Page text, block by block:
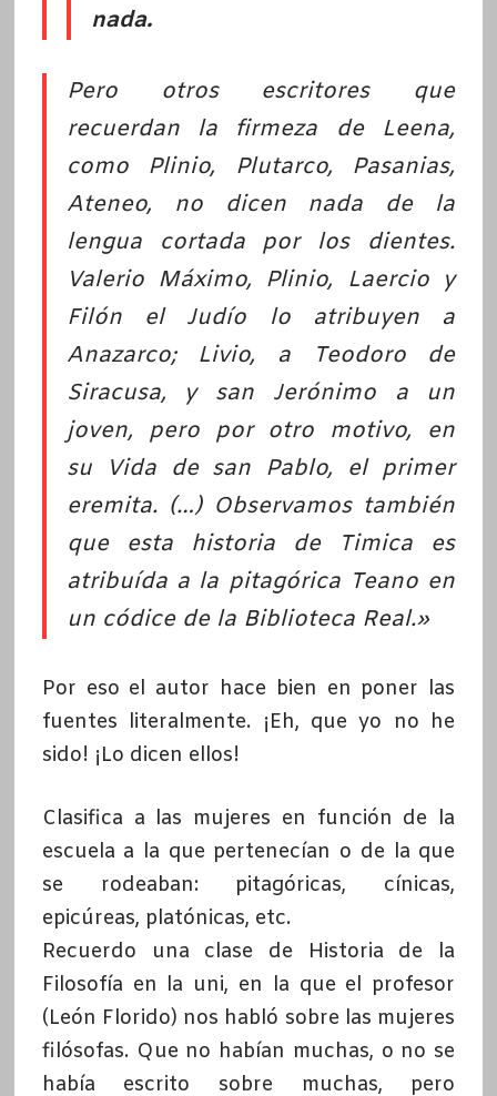
nada.
Pero otros escritores que
recuerdan la firmeza de Leena,
como Plinio, Plutarco, Pasanias,
Ateneo, no dicen nada de la
lengua cortada por los dientes.
Valerio Máximo, Plinio, Laercio y
Filón el Judío lo atribuyen a
Anazarco; Livio, a Teodoro de
Siracusa, y san Jerónimo a un
joven, pero por otro motivo, en
su Vida de san Pablo, el primer
eremita. (…) Observamos también
que esta historia de Timica es
atribuída a la pitagórica Teano en
un códice de la Biblioteca Real.»
Por eso el autor hace bien en poner las
fuentes literalmente. ¡Eh, que yo no he
sido! ¡Lo dicen ellos!
Clasifica a las mujeres en función de la
escuela a la que pertenecían o de la que
se rodeaban: pitagóricas, cínicas,
epicúreas, platónicas, etc.
Recuerdo una clase de Historia de la
Filosofía en la uni, en la que el profesor
(León Florido) nos habló sobre las mujeres
filósofas. Que no habían muchas, o no se
había escrito sobre muchas, pero